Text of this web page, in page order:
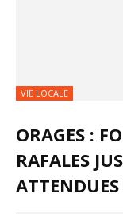
VIE LOCALE
ORAGES :
RAFALES